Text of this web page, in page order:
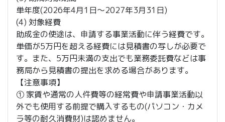
単年度(2026年4月1日～2027年3月31日)
(4) 対象経費
助成金の使途は、申請する事業活動に伴う経費です。
単価が5万円を超える経費には見積書の写しが必要で
す。また、5万円未満の支出でも業務委託費などは事
務局から見積書の提出を求める場合があります。
【注意事項】
➀ 家賃や通常の人件費等の経常費や申請事業活動以
外でも使用する前提で購入するもの(パソコン・カメ
ラ等の耐久消費財)は認めません。